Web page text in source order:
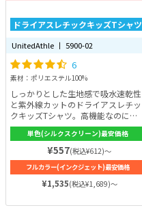
ドライアスレチックキッズTシャツ
UnitedAthle 丨 5900-02
6
素材：ポリエステル100%
しっかりとした生地感で吸水速乾性
と紫外線カットのドライアスレチッ
クキッズTシャツ。高機能なのにお
手頃価格のコスパ抜群！素材はポリ
エステル100%！吸水速乾性に優れ
ているので、汗をかいても快適な着
心地。耐久性がしっかりしていて、
シワになりにくい特徴もあります。
カラーは豊富な27色。耐久性があ
り、着心地にも優れたオリジナルT
シャツは重宝するはずです！
単色(シルクスクリーン)最安価格
¥557(税込¥612)～
フルカラー(インクジェット)最安価格
¥1,535(税込¥1,689)～